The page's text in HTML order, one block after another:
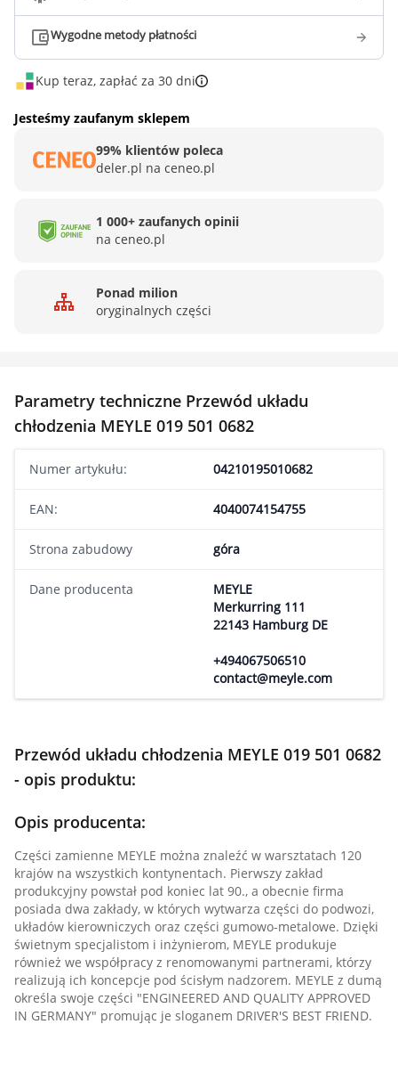
Wygodne metody płatności
Kup teraz, zapłać za 30 dni
Jesteśmy zaufanym sklepem
99% klientów poleca
deler.pl na ceneo.pl
1 000+ zaufanych opinii
na ceneo.pl
Ponad milion
oryginalnych części
Parametry techniczne Przewód układu
chłodzenia MEYLE 019 501 0682
Numer artykułu: 04210195010682
EAN: 4040074154755
Strona zabudowy góra
Dane producenta
MEYLE
Merkurring 111
22143 Hamburg DE
+494067506510
contact@meyle.com
Przewód układu chłodzenia MEYLE 019 501 0682
- opis produktu:
Opis producenta:
Części zamienne MEYLE można znaleźć w warsztatach 120
krajów na wszystkich kontynentach. Pierwszy zakład
produkcyjny powstał pod koniec lat 90., a obecnie firma
posiada dwa zakłady, w których wytwarza części do podwozi,
układów kierowniczych oraz części gumowo-metalowe. Dzięki
świetnym specjalistom i inżynierom, MEYLE produkuje
również we współpracy z renomowanymi partnerami, którzy
realizują ich koncepcje pod ścisłym nadzorem. MEYLE z dumą
określa swoje części "ENGINEERED AND QUALITY APPROVED
IN GERMANY" promując je sloganem DRIVER'S BEST FRIEND.